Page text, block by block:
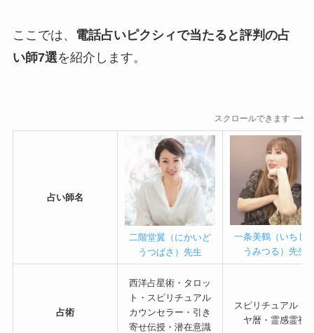
ここでは、 電話占いピクシィで当たると評判の占
い師7選を紹介します。
スクロールできます
占い師名
二階堂翼（にかいど
うつばさ）先生
一条美鶴（いちじ
うみつる）先生
占術
西洋占星術・タロッ
ト・スピリチュアル
カウンセラー・引き
寄せ伝授・潜在意識
スピリチュアル・
ヤ暦・霊感霊視